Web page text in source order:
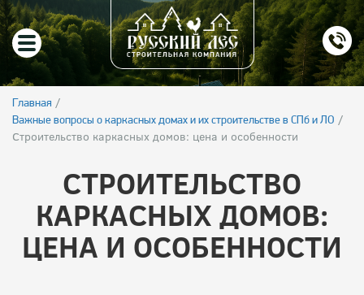
Главная /
Важные вопросы о каркасных домах и их строительстве в СПб и ЛО /
Строительство каркасных домов: цена и особенности
СТРОИТЕЛЬСТВО
КАРКАСНЫХ ДОМОВ:
ЦЕНА И ОСОБЕННОСТИ